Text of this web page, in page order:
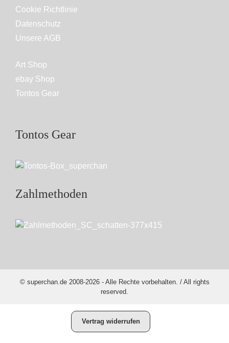
Cookie Richtlinie
Datenschutz
Unsere AGB
Art Shop
ebay Shop
Tontos Gear
Tontos Gear
Zahlmethoden
© superchan.de 2008-2026 - Alle Rechte vorbehalten. / All rights
reserved.
Vertrag widerrufen